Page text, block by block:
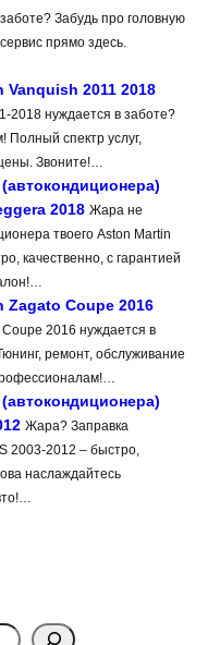
Забудь про головную
прямо здесь.
2011 2018
2018 нуждается в заботе?
Полный спектр услуг,
Звоните!…
2018 Жара не
твоего Aston Martin
качественно, с гарантией
Zagato Coupe 2016
2016 нуждается в
ремонт, обслуживание
Жара? Заправка
2003-2012 – быстро,
наслаждайтесь